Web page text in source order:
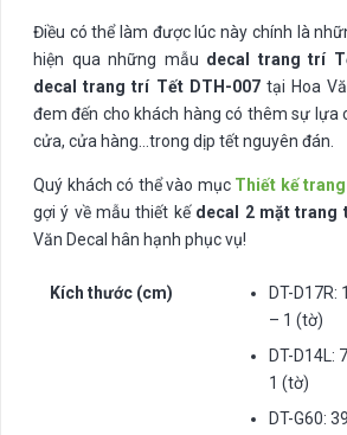
Điều có thể làm được lúc này chính là
hiện qua những mẫu decal trang trí
decal trang trí Tết DTH-007tại Hoa
đem đến cho khách hàng có thêm sự lựa
cửa, cửa hàng…trong dịp tết nguyên đán.
Quý khách có thể vào mục Thiết kế
gợi ý về mẫu thiết kế decal 2 mặt trang
Văn Decal hân hạnh phục vụ!
Kích thước (cm)
DT-D17R:
– 1 (tờ)
DT-D14L:
1 (tờ)
DT-G60: